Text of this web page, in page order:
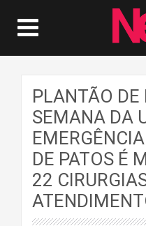
PLANTÃO DE
SEMANA DA
DE PATOS É
22